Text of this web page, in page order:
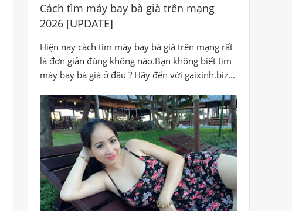
Cách tìm máy bay bà già trên mạng
2026 [UPDATE]
Hiện nay cách tìm máy bay bà già trên mạng rất
là đơn giản đúng không nào.Bạn không biết tìm
máy bay bà già ở đâu ? Hãy đến với gaixinh.biz...